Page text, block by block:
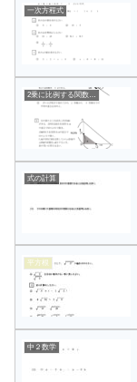
一次方程式
2乗に比例する関数の利用
式の計算
平方根
中２数学